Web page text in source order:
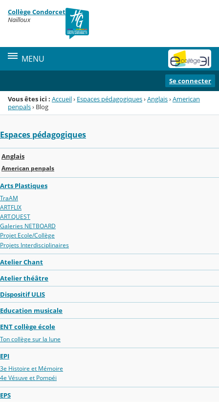
Menu de la rubrique
Contenu
Collège Condorcet
Nailloux
MENU
Se connecter
Vous êtes ici : Accueil› Espaces pédagogiques›Anglais›American
penpals› Blog
Espaces pédagogiques
Anglais
American penpals
Arts Plastiques
TraAM
ARTFLIX
ART.QUEST
Galeries NETBOARD
Projet Ecole/Collège
Projets Interdisciplinaires
Atelier Chant
Atelier théâtre
Dispositif ULIS
Education musicale
ENT collège école
Ton collège sur la lune
EPI
3e Histoire et Mémoire
4e Vésuve et Pompéi
EPS